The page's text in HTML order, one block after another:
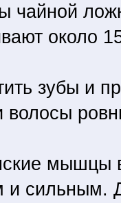
чайной
около
зубы и
волосы
мышцы
и сильным.